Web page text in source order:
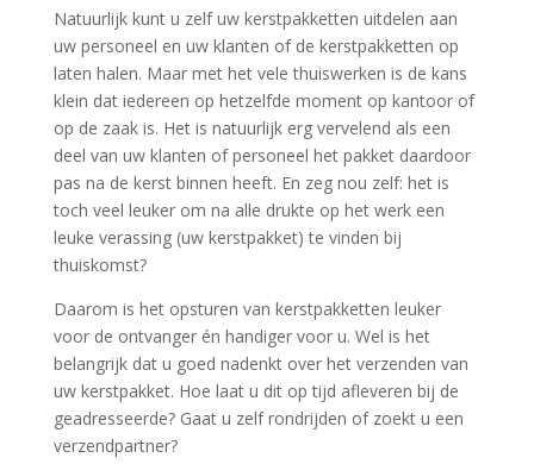
Natuurlijk kunt u zelf uw kerstpakketten uitdelen aan
uw personeel en uw klanten of de kerstpakketten op
laten halen. Maar met het vele thuiswerken is de kans
klein dat iedereen op hetzelfde moment op kantoor of
op de zaak is. Het is natuurlijk erg vervelend als een
deel van uw klanten of personeel het pakket daardoor
pas na de kerst binnen heeft. En zeg nou zelf: het is
toch veel leuker om na alle drukte op het werk een
leuke verassing (uw kerstpakket) te vinden bij
thuiskomst?
Daarom is het opsturen van kerstpakketten leuker
voor de ontvanger én handiger voor u. Wel is het
belangrijk dat u goed nadenkt over het verzenden van
uw kerstpakket. Hoe laat u dit op tijd afleveren bij de
geadresseerde? Gaat u zelf rondrijden of zoekt u een
verzendpartner?